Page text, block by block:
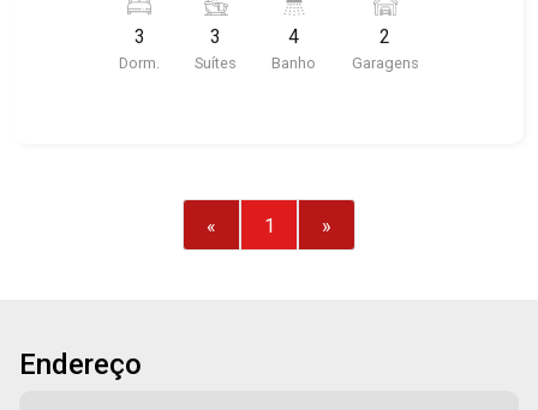
localização, próximo ao Cenourão. Martinelli
Imobiliária, referência no mercado imobiliário
desde 2000. Especialistas em Venda e Locação!
3
Dorm.
3
Suítes
4
Banho
2
Garagens
« 1 »
Endereço